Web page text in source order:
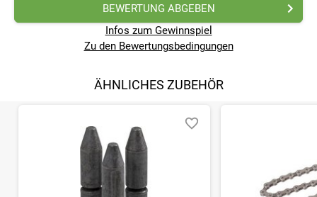
BEWERTUNG ABGEBEN
Infos zum Gewinnspiel
Zu den Bewertungsbedingungen
ÄHNLICHES ZUBEHÖR